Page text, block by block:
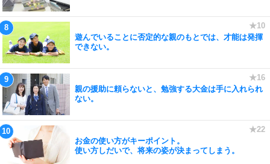
遊んでいることに否定的な親のもとでは、才能は発揮
できない。
親の援助に頼らないと、勉強する大金は手に入れられ
ない。
お金の使い方がキーポイント。
使い方しだいで、将来の姿が決まってしまう。